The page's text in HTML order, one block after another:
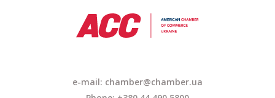
e-mail: chamber@chamber.ua